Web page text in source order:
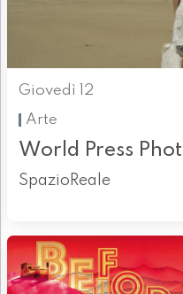
Giovedì 12
Arte
World Press
SpazioReale